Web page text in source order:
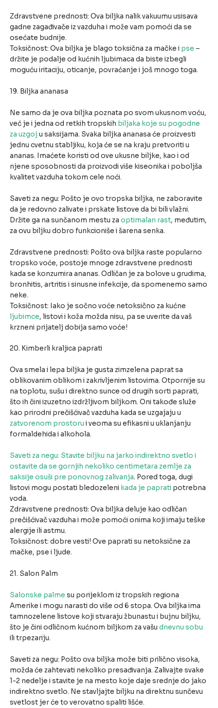
Zdravstvene prednosti: Ova biljka nalik vakuumu usisava
gadne zagađivače iz vazduha i može vam pomoći da se
osećate budnije.
Toksičnost: Ova biljka je blago toksična za mačke i pse –
držite je podalje od kućnih ljubimaca da biste izbegli
moguću iritaciju, oticanje, povraćanje i još mnogo toga.
19. Biljka ananasa
Ne samo da je ova biljka poznata po svom ukusnom voću,
već je i jedna od retkih tropskih biljaka koje su pogodne
za uzgoju saksijama. Svaka biljka ananasa će proizvesti
jednu cvetnu stabljiku, koja će se na kraju pretvoriti u
ananas. Imaćete koristi od ove ukusne biljke, kao i od
njene sposobnosti da proizvodi više kiseonika i poboljša
kvalitet vazduha tokom cele noći.
Saveti za negu: Pošto je ovo tropska biljka, ne zaboravite
da je redovno zalivate i prskate listove da bi bili vlažni.
Držite ga na sunčanom mestu za optimalan rast, međutim,
za ovu biljku dobro funkcioniše i šarena senka.
Zdravstvene prednosti: Pošto ova biljka raste popularno
tropsko voće, postoje mnoge zdravstvene prednosti
kada se konzumira ananas. Odličan je za bolove u grudima,
bronhitis, artritis i sinusne infekcije, da spomenemo samo
neke.
Toksičnost: Iako je sočno voće netoksično za kućne
ljubimce, listovi i koža možda nisu, pa se uverite da vaš
krzneni prijatelj dobija samo voće!
20. Kimberli kraljica paprati
Ova smela i lepa biljka je gusta zimzelena paprat sa
oblikovanim oblikom i zakrivljenim listovima. Otpornije su
na toplotu, sušu i direktno sunce od drugih sorti paprati,
što ih čini izuzetno izdržljivom biljkom. Oni takođe služe
kao prirodni prečišćivač vazduha kada se uzgajaju u
zatvorenom prostoru i veoma su efikasni u uklanjanju
formaldehida i alkohola.
Saveti za negu: Stavite biljku na jarko indirektno svetlo i
ostavite da se gornjih nekoliko centimetara zemlje za
saksije osuši pre ponovnog zalivanja. Pored toga, dugi
listovi mogu postati bledozeleni kada je paprati potrebna
voda.
Zdravstvene prednosti: Ova biljka deluje kao odličan
prečišćivač vazduha i može pomoći onima koji imaju teške
alergije ili astmu.
Toksičnost: dobre vesti! Ove paprati su netoksične za
mačke, pse i ljude.
21. Salon Palm
Salonske palme su porijeklom iz tropskih regiona
Amerike i mogu narasti do više od 6 stopa. Ova biljka ima
tamnozelene listove koji stvaraju žbunastu i bujnu biljku,
što je čini odličnom kućnom biljkom za vašu dnevnu sobu
ili trpezariju.
Saveti za negu: Pošto ova biljka može biti prilično visoka,
možda će zahtevati nekoliko presađivanja. Zalivajte svake
1-2 nedelje i stavite je na mesto koje daje srednje do jako
indirektno svetlo. Ne stavljajte biljku na direktnu sunčevu
svetlost jer će to verovatno spaliti lišće.